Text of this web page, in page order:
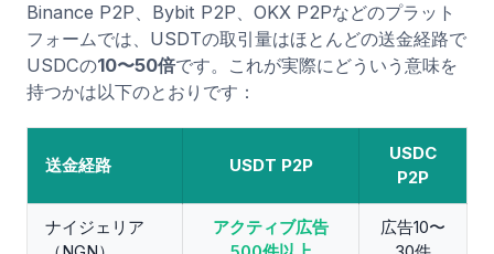
Binance P2P、Bybit P2P、OKX P2Pなどのプラット
フォームでは、USDTの取引量はほとんどの送金経路で
USDCの10〜50倍です。これが実際にどういう意味を
持つかは以下のとおりです：
送金経路 USDT P2P
USDC
P2P
ナイジェリア
アクティブ広告
広告10〜